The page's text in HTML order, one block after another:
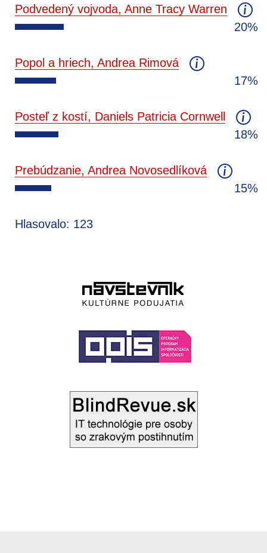
Podvedený vojvoda, Anne Tracy Warren
20%
Popol a hriech, Andrea Rimová
17%
Posteľ z kostí, Daniels Patricia Cornwell
18%
Prebúdzanie, Andrea Novosedlíková
15%
Hlasovalo: 123